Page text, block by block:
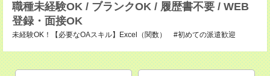
職種未経験OK / ブランクOK / 履歴書不要 / WEB
登録・面接OK
未経験OK！【必要なOAスキル】Excel（関数） #初めての派遣歓迎